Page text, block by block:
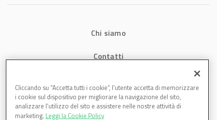
Chi siamo
Contatti
Cookies
Cliccando su “Accetta tutti i cookie”, l'utente accetta di memorizzare
i cookie sul dispositivo per migliorare la navigazione del sito,
analizzare l'utilizzo del sito e assistere nelle nostre attività di
marketing. Leggi la Cookie Policy